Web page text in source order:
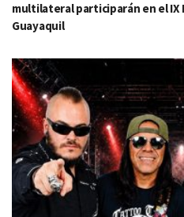
multilateral participarán en el IX
Guayaquil